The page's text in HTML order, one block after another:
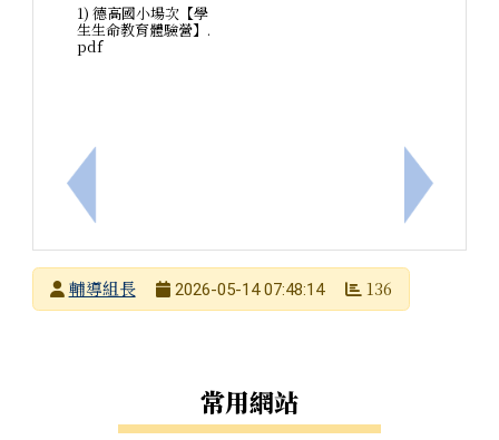
上一筆：轉知本市115年度友善校園「學生生命教育
1) 德高國小場次【學
生生命教育體驗營】.
pdf
下一筆：
發布者輔導組長
2026-05-14 07:48:14 136
常用網站